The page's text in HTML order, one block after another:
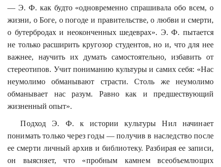
— Э. Ф. как будто «одновременно спрашивала обо всем, о
жизни, о Боге, о погоде и правительстве, о любви и смерти,
о бутербродах и неоконченных шедеврах». Э. Ф. пытается
не только расширить кругозор студентов, но и, что для нее
важнее, научить их думать самостоятельно, избавить от
стереотипов. Учит пониманию культуры и самих себя: «Нас
неумолимо обманывают страсти. Столь же неумолимо
обманывает нас разум. Равно как и предшествующий
жизненный опыт».
Подход Э. Ф. к истории культуры Нил начинает
понимать только через годы — получив в наследство после
ее смерти личный архив и библиотеку. Разбирая ее записи,
он выясняет, что «пробным камнем всеобъемлющих